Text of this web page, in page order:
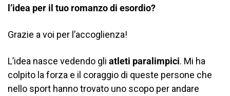
l’idea per il tuo romanzo di esordio?
Grazie a voi per l’accoglienza!
L’idea nasce vedendo gli atleti paralimpici. Mi ha
colpito la forza e il coraggio di queste persone che
nello sport hanno trovato uno scopo per andare